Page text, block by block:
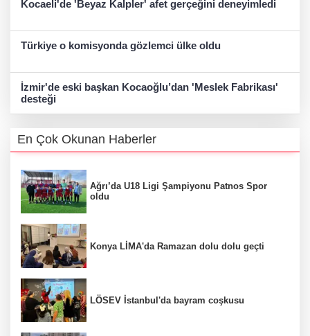
Kocaeli'de 'Beyaz Kalpler' afet gerçeğini deneyimledi
Türkiye o komisyonda gözlemci ülke oldu
İzmir'de eski başkan Kocaoğlu’dan 'Meslek Fabrikası'
desteği
En Çok Okunan Haberler
Ağrı’da U18 Ligi Şampiyonu Patnos Spor
oldu
Konya LİMA'da Ramazan dolu dolu geçti
LÖSEV İstanbul'da bayram coşkusu